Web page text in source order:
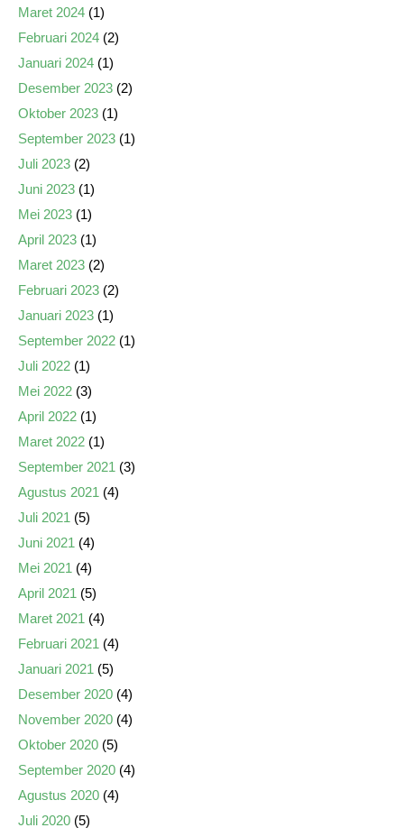
Maret 2024 (1)
Februari 2024 (2)
Januari 2024 (1)
Desember 2023 (2)
Oktober 2023 (1)
September 2023 (1)
Juli 2023 (2)
Juni 2023 (1)
Mei 2023 (1)
April 2023 (1)
Maret 2023 (2)
Februari 2023 (2)
Januari 2023 (1)
September 2022 (1)
Juli 2022 (1)
Mei 2022 (3)
April 2022 (1)
Maret 2022 (1)
September 2021 (3)
Agustus 2021 (4)
Juli 2021 (5)
Juni 2021 (4)
Mei 2021 (4)
April 2021 (5)
Maret 2021 (4)
Februari 2021 (4)
Januari 2021 (5)
Desember 2020 (4)
November 2020 (4)
Oktober 2020 (5)
September 2020 (4)
Agustus 2020 (4)
Juli 2020 (5)